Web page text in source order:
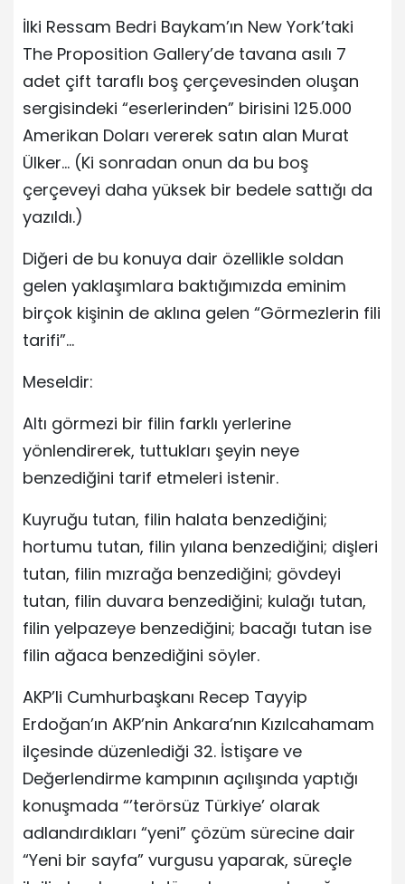
İlki Ressam Bedri Baykam’ın New York’taki
The Proposition Gallery’de tavana asılı 7
adet çift taraflı boş çerçevesinden oluşan
sergisindeki “eserlerinden” birisini 125.000
Amerikan Doları vererek satın alan Murat
Ülker… (Ki sonradan onun da bu boş
çerçeveyi daha yüksek bir bedele sattığı da
yazıldı.)
Diğeri de bu konuya dair özellikle soldan
gelen yaklaşımlara baktığımızda eminim
birçok kişinin de aklına gelen “Görmezlerin fili
tarifi”…
Meseldir:
Altı görmezi bir filin farklı yerlerine
yönlendirerek, tuttukları şeyin neye
benzediğini tarif etmeleri istenir.
Kuyruğu tutan, filin halata benzediğini;
hortumu tutan, filin yılana benzediğini; dişleri
tutan, filin mızrağa benzediğini; gövdeyi
tutan, filin duvara benzediğini; kulağı tutan,
filin yelpazeye benzediğini; bacağı tutan ise
filin ağaca benzediğini söyler.
AKP’li Cumhurbaşkanı Recep Tayyip
Erdoğan’ın AKP’nin Ankara’nın Kızılcahamam
ilçesinde düzenlediği 32. İstişare ve
Değerlendirme kampının açılışında yaptığı
konuşmada “’terörsüz Türkiye’ olarak
adlandırdıkları “yeni” çözüm sürecine dair
“Yeni bir sayfa” vurgusu yaparak, süreçle